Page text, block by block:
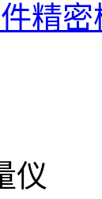
精密
仪